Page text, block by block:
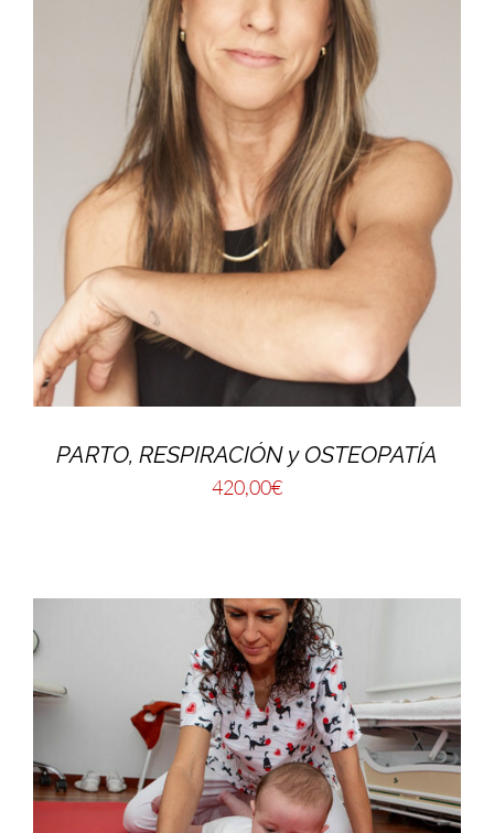
PARTO, RESPIRACIÓN y OSTEOPATÍA
420,00€